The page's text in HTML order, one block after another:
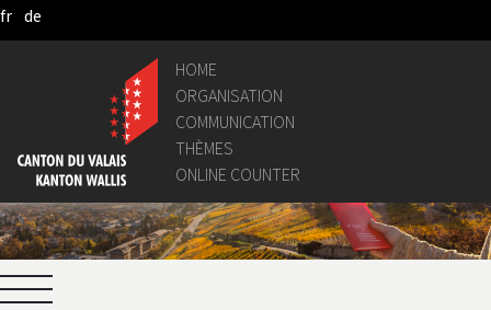
Skip to Main Content
fr de
HOME
ORGANISATION
COMMUNICATION
THÈMES
ONLINE COUNTER